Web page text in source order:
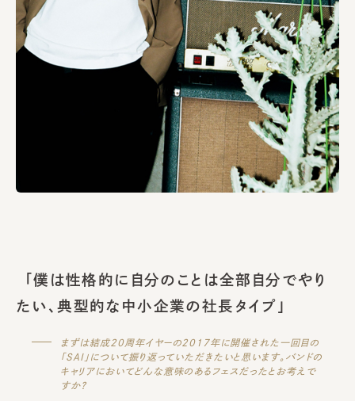
「僕は性格的に自分のことは全部自分でやり
たい、典型的な中小企業の社長タイプ」
まずは結成20周年イヤーの2017年に開催された一回目の
「SAI」について振り返っていただきたいと思います。バンドの
キャリアにおいてどんな意味のあるフェスだったとお考えで
すか？